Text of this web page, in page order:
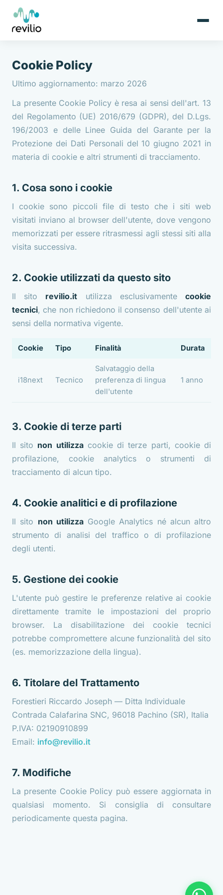
Cookie Policy
Ultimo aggiornamento: marzo 2026
La presente Cookie Policy è resa ai sensi dell'art. 13
del Regolamento (UE) 2016/679 (GDPR), del D.Lgs.
196/2003 e delle Linee Guida del Garante per la
Protezione dei Dati Personali del 10 giugno 2021 in
materia di cookie e altri strumenti di tracciamento.
1. Cosa sono i cookie
I cookie sono piccoli file di testo che i siti web
visitati inviano al browser dell'utente, dove vengono
memorizzati per essere ritrasmessi agli stessi siti alla
visita successiva.
2. Cookie utilizzati da questo sito
Il sito revilio.it utilizza esclusivamentecookie
tecnici, che non richiedono il consenso dell'utente ai
sensi della normativa vigente.
Cookie Tipo Finalità Durata
i18next Tecnico
Salvataggio della
preferenza di lingua
dell'utente
1 anno
3. Cookie di terze parti
Il sito non utilizzacookie di terze parti, cookie di
profilazione, cookie analytics o strumenti di
tracciamento di alcun tipo.
4. Cookie analitici e di profilazione
Il sito non utilizzaGoogle Analytics né alcun altro
strumento di analisi del traffico o di profilazione
degli utenti.
5. Gestione dei cookie
L'utente può gestire le preferenze relative ai cookie
direttamente tramite le impostazioni del proprio
browser. La disabilitazione dei cookie tecnici
potrebbe compromettere alcune funzionalità del sito
(es. memorizzazione della lingua).
6. Titolare del Trattamento
Forestieri Riccardo Joseph — Ditta Individuale
Contrada Calafarina SNC, 96018 Pachino (SR), Italia
P.IVA: 02190910899
Email: info@revilio.it
7. Modifiche
La presente Cookie Policy può essere aggiornata in
qualsiasi momento. Si consiglia di consultare
periodicamente questa pagina.